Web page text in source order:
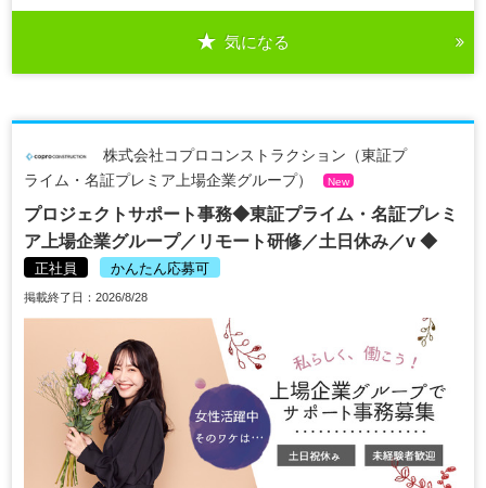
気になる
株式会社コプロコンストラクション（東証プ
ライム・名証プレミア上場企業グループ）
New
プロジェクトサポート事務◆東証プライム・名証プレミ
ア上場企業グループ／リモート研修／土日休み／v ◆
正社員 かんたん応募可
掲載終了日：2026/8/28